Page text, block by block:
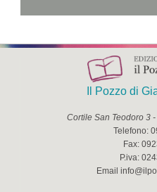
Il Pozzo di
Cortile San Teodoro 3 -
Telefono:
Fax:
P.iva:
Email